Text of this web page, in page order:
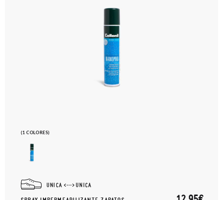
(1 COLORES)
UNICA UNICA